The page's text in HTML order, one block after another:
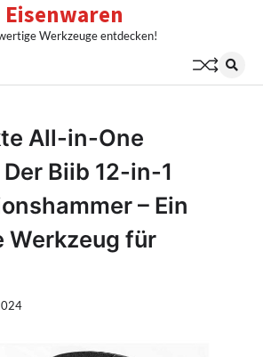
Eisenwaren
Werkzeuge entdecken!
All-in-One
Biib 12-in-1
– Ein
Werkzeug für